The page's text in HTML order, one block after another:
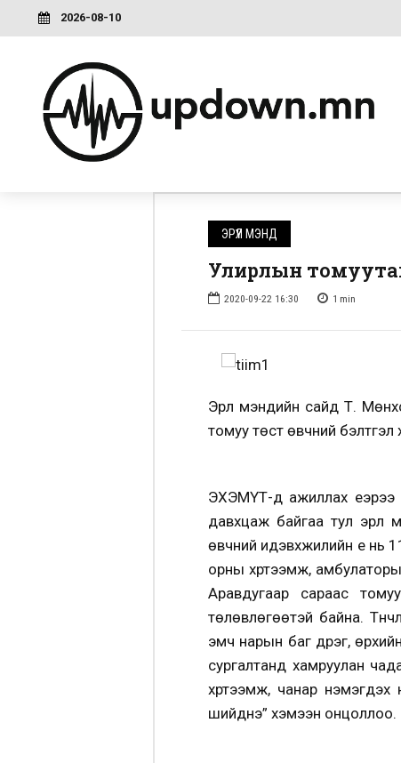
2026-08-10
ЭРҮҮЛ МЭНД
Улирлын
2020-09-22 16:30 1 min
Эрүүл мэндийн сайд Т.
томуу төст өвчний бэлтгэл
ЭХЭМҮТ-д ажиллах үеэрээ
давхцаж байгаа тул
өвчний идэвхжилийн үе нь
орны хүртээмж,
Аравдугаар сараас
төлөвлөгөөтэй байна.
эмч нарын баг дүүрэг,
сургалтанд хамруулан
хүртээмж, чанар
шийднэ” хэмээн онцоллоо.